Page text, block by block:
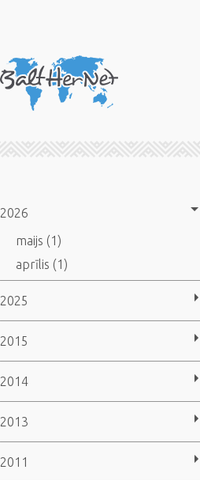
2026
maijs (1)
aprīlis (1)
2025
2015
2014
2013
2011